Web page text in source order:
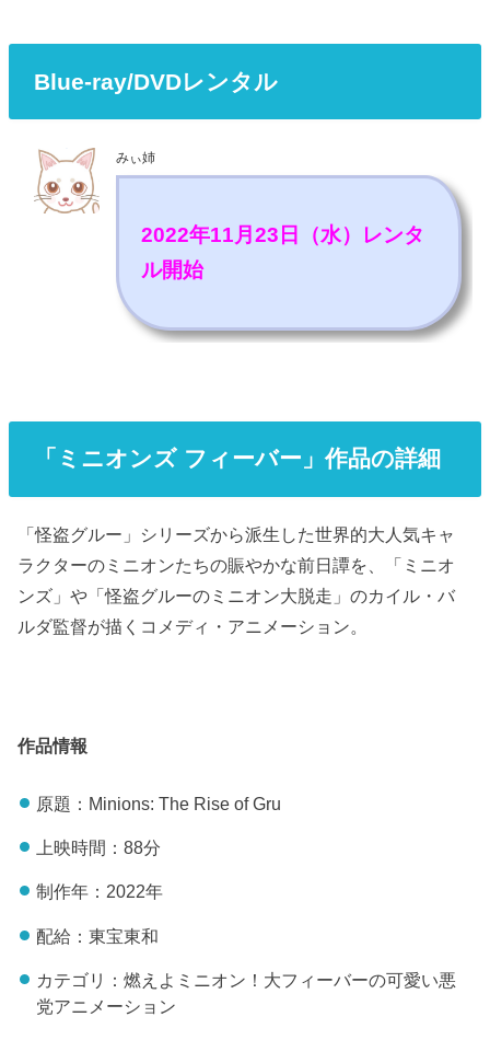
Blue-ray/DVDレンタル
みぃ姉
2022年11月23日（水）レンタ
ル開始
「ミニオンズ フィーバー」作品の詳細
「怪盗グルー」シリーズから派生した世界的大人気キャ
ラクターのミニオンたちの賑やかな前日譚を、「ミニオ
ンズ」や「怪盗グルーのミニオン大脱走」のカイル・バ
ルダ監督が描くコメディ・アニメーション。
作品情報
原題：Minions: The Rise of Gru
上映時間：88分
制作年：2022年
配給：東宝東和
カテゴリ：燃えよミニオン！大フィーバーの可愛い悪
党アニメーション